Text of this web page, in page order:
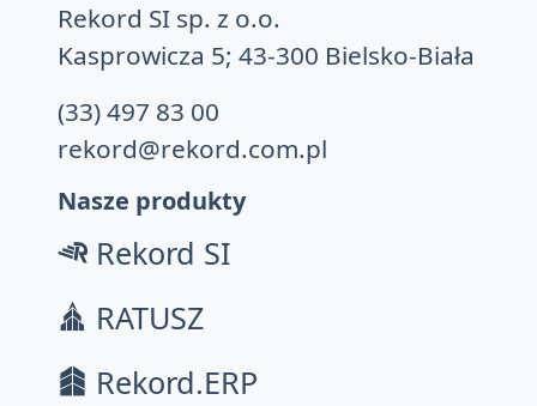
Rekord SI sp. z o.o.
Kasprowicza 5; 43-300 Bielsko-Biała
(33) 497 83 00
rekord@rekord.com.pl
Nasze produkty
Rekord SI
RATUSZ
Rekord.ERP